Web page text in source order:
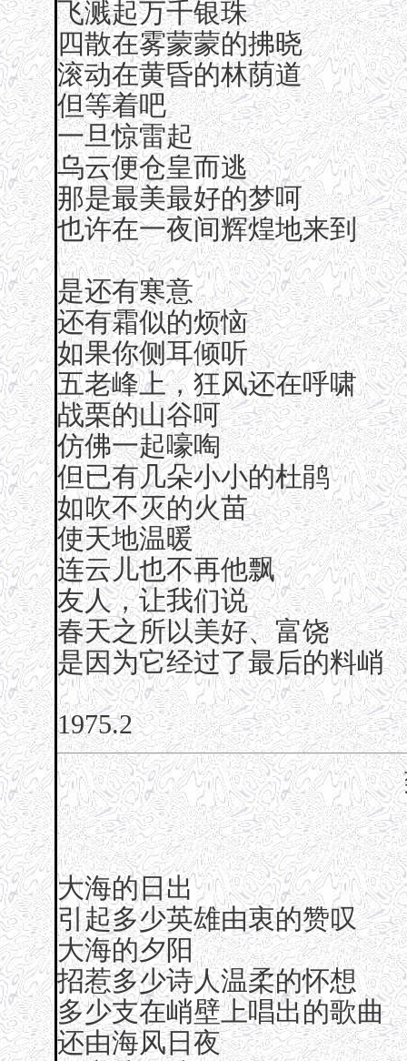
飞溅起万千银珠
四散在雾蒙蒙的拂晓
滚动在黄昏的林荫道
但等着吧
一旦惊雷起
乌云便仓皇而逃
那是最美最好的梦呵
也许在一夜间辉煌地来到
是还有寒意
还有霜似的烦恼
如果你侧耳倾听
五老峰上，狂风还在呼啸
战栗的山谷呵
仿佛一起嚎啕
但已有几朵小小的杜鹃
如吹不灭的火苗
使天地温暖
连云儿也不再他飘
友人，让我们说
春天之所以美好、富饶
是因为它经过了最后的料峭
1975.2
大海的日出
引起多少英雄由衷的赞叹
大海的夕阳
招惹多少诗人温柔的怀想
多少支在峭壁上唱出的歌曲
还由海风日夜